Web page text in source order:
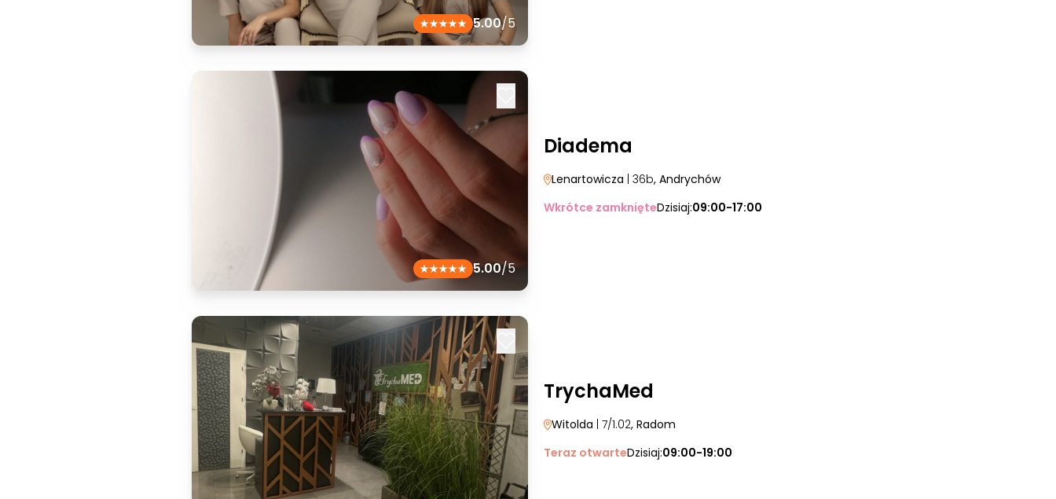
5.00/5
5.00/5
Diadema
Lenartowicza | 36b, Andrychów
Wkrótce zamknięteDzisiaj:09:00-17:00
TrychaMed
Witolda | 7/1.02, Radom
Teraz otwarteDzisiaj:09:00-19:00